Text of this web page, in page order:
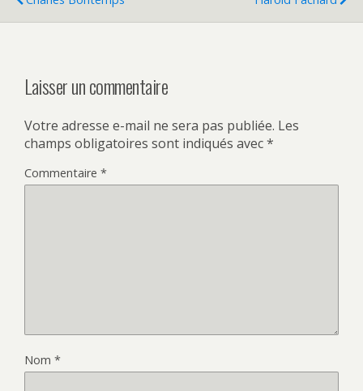
Laisser un commentaire
Votre adresse e-mail ne sera pas publiée. Les
champs obligatoires sont indiqués avec*
Commentaire *
Nom *